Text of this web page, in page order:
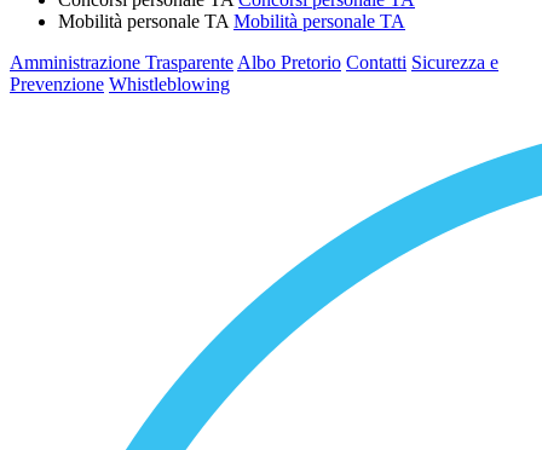
Mobilità personale TA Mobilità personale TA
Amministrazione Trasparente Albo Pretorio Contatti Sicurezza e
Prevenzione Whistleblowing